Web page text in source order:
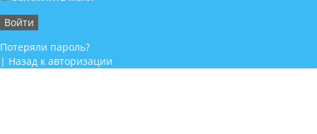
Потеряли пароль?
| Назад к авторизации